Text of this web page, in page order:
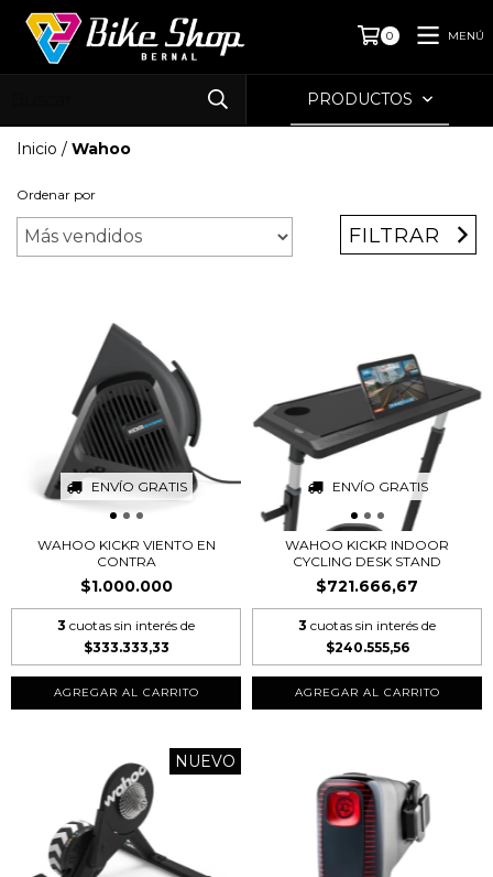
0 MENÚ
PRODUCTOS
Inicio / Wahoo
Ordenar por
FILTRAR
ENVÍO GRATIS
WAHOO KICKR VIENTO EN
CONTRA
$1.000.000
3 cuotas sin interés de
$333.333,33
ENVÍO GRATIS
WAHOO KICKR INDOOR
CYCLING DESK STAND
$721.666,67
3 cuotas sin interés de
$240.555,56
NUEVO